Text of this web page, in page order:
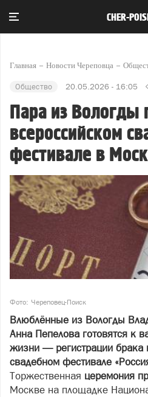
CHER-
Главная Новости Череповца
Общество 20.05.2026 - 16:05
Пара из Вологды
всероссийском
фестивале в
Фото: Череповец-Поиск
Влюблённые из Вологды
Анна Пепелова готовятся к
жизни — регистрации брака
свадебном фестивале
Торжественная церемония
Москве на площадке